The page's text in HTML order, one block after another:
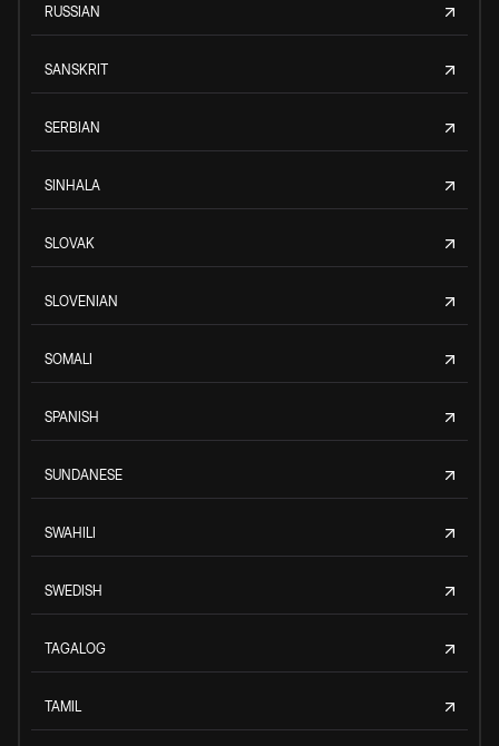
RUSSIAN
SANSKRIT
SERBIAN
SINHALA
SLOVAK
SLOVENIAN
SOMALI
SPANISH
SUNDANESE
SWAHILI
SWEDISH
TAGALOG
TAMIL